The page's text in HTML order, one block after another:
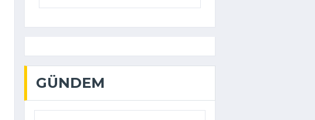
GÜNDEM